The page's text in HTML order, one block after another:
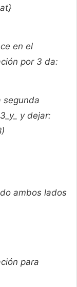
en el
por 3 da:
segunda
y dejar:
ambos lados
para